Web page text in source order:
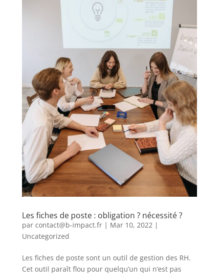
Les fiches de poste : obligation ? nécessité ?
par contact@b-impact.fr| Mar 10, 2022|
Uncategorized
Les fiches de poste sont un outil de gestion des RH.
Cet outil paraît flou pour quelqu’un qui n’est pas